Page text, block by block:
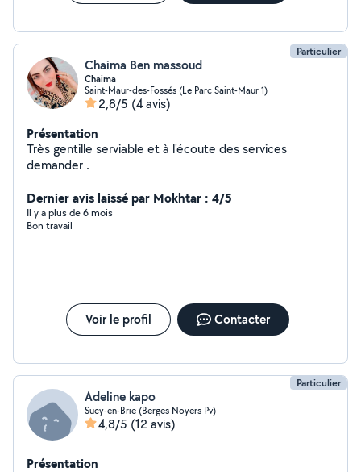
Particulier
Chaima Ben massoud
Chaima
Saint-Maur-des-Fossés (Le Parc Saint-Maur 1)
2,8/5 (4 avis)
Présentation
Très gentille serviable et à l'écoute des services
demander .
Dernier avis laissé par Mokhtar : 4/5
Il y a plus de 6 mois
Bon travail
Voir le profil Contacter
Particulier
Adeline kapo
Sucy-en-Brie (Berges Noyers Pv)
4,8/5 (12 avis)
Présentation